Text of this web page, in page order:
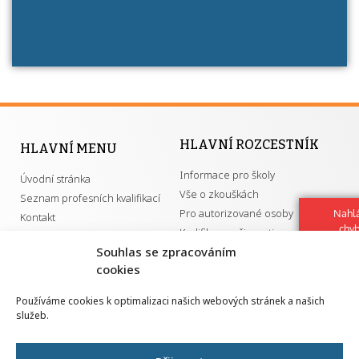
Souhlas se zpracováním
cookies
Používáme cookies k optimalizaci našich webových stránek a našich
služeb.
HLAVNÍ MENU
Úvodní stránka
Seznam profesních kvalifikací
Kontakt
HLAVNÍ ROZCESTNÍK
Informace pro školy
Vše o zkouškách
Pro autorizované osoby
Kvalifikace a živnosti
GDPR
Národní pedagogický institut ČR